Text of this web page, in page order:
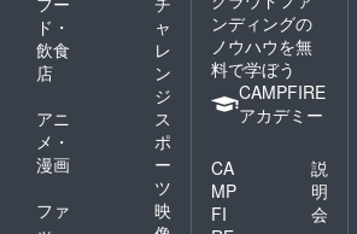
ド・
飲食
店
ャ
レ
ン
ジ
アニ
メ・
漫画
ス
ポ
ー
ツ
ファ
映
ンディングの
ノウハウを無
料で学ぼう
CAMPFIRE
アカデミー
CA
MP
FI
説
明
会